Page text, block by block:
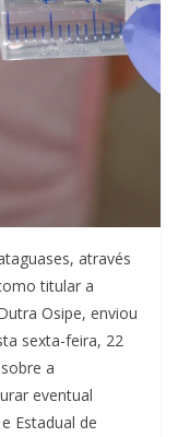
através
titular a
Osipe, enviou
sexta-feira, 22
a
eventual
Estadual de